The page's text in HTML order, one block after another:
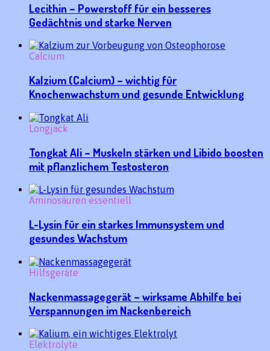
Lecithin – Powerstoff für ein besseres
Gedächtnis und starke Nerven
Calcium
Kalzium (Calcium) – wichtig für
Knochenwachstum und gesunde Entwicklung
Longjack
Tongkat Ali – Muskeln stärken und Libido boosten
mit pflanzlichem Testosteron
Aminosäuren essentiell
L-Lysin für ein starkes Immunsystem und
gesundes Wachstum
Hilfsgeräte
Nackenmassagegerät – wirksame Abhilfe bei
Verspannungen im Nackenbereich
Elektrolyte